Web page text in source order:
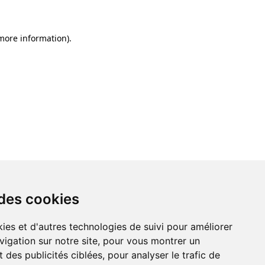
cookies
et d'autres technologies de suivi pour améliorer
sur notre site, pour vous montrer un
des publicités ciblées, pour analyser le trafic de
information).